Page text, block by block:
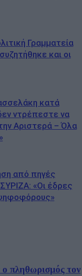
Γραμματεία
και οι
κατά
ντρέπεστε να
Αριστερά – Όλα
από πηγές
«Οι έδρες
πληθωρισμός τον